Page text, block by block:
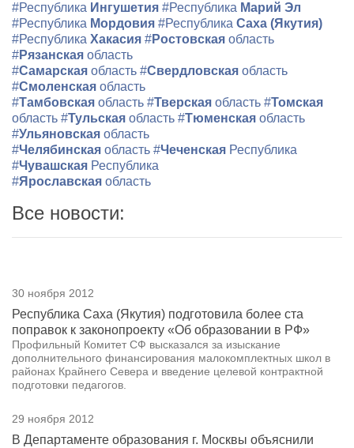
#Республика Ингушетия #Республика Марий Эл
#Республика Мордовия #Республика Саха (Якутия)
#Республика Хакасия #Ростовская область
#Рязанская область
#Самарская область #Свердловская область
#Смоленская область
#Тамбовская область #Тверская область #Томская
область #Тульская область #Тюменская область
#Ульяновская область
#Челябинская область #Чеченская Республика
#Чувашская Республика
#Ярославская область
Все новости:
30 ноября 2012
Республика Саха (Якутия) подготовила более ста
поправок к законопроекту «Об образовании в РФ»
Профильный Комитет СФ высказался за изыскание
дополнительного финансирования малокомплектных школ в
районах Крайнего Севера и введение целевой контрактной
подготовки педагогов.
29 ноября 2012
В Департаменте образования г. Москвы объяснили